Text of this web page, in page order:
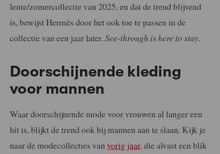
lente/zomercollectie van 2025, en dat de trend blijvend
is, bewijst Hermès door het ook toe te passen in de
collectie van een jaar later. See-through is here to stay.
Doorschijnende kleding
voor mannen
Waar doorschijnende mode voor vrouwen al langer een
hit is, blijkt de trend ook bij mannen aan te slaan. Kijk je
naar de modecollecties van vorig jaar, die alvast een blik